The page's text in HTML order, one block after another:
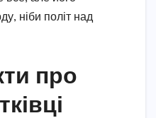
ніби політ над
про